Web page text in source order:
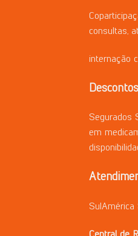
consultas,
internação
Descontos
Segurados
em
SulAmérica